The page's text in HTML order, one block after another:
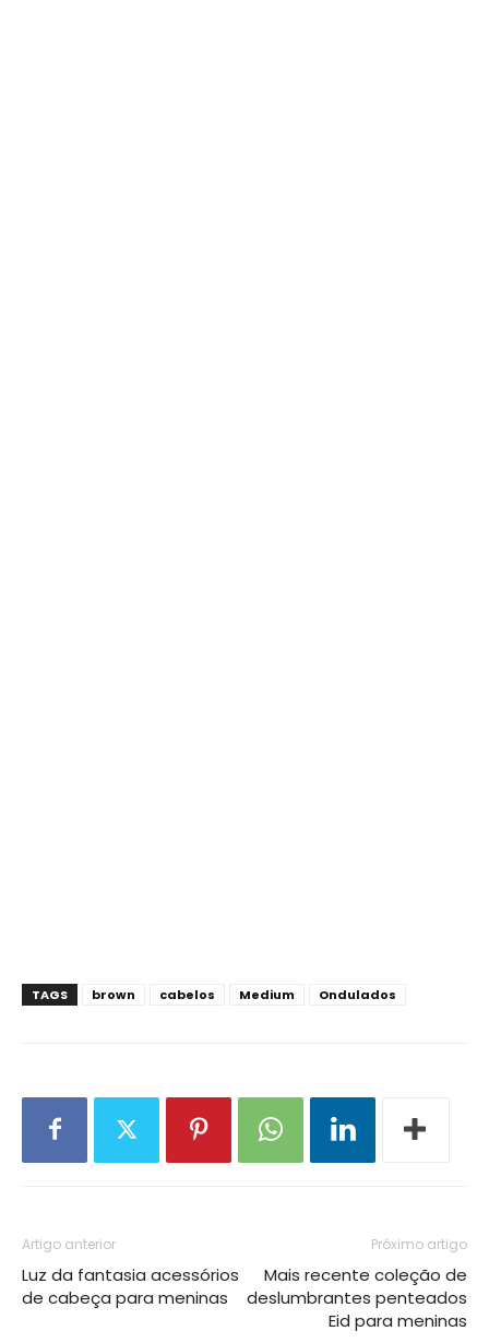
TAGS brown cabelos Medium Ondulados
Artigo anterior
Luz da fantasia acessórios
de cabeça para meninas
Próximo artigo
Mais recente coleção de
deslumbrantes penteados
Eid para meninas